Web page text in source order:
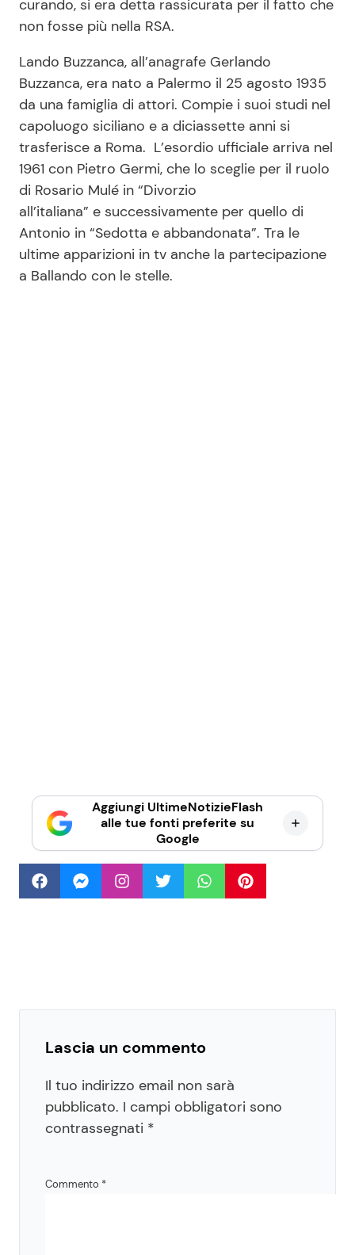
curando, si era detta rassicurata per il fatto che
non fosse più nella RSA.
Lando Buzzanca, all’anagrafe Gerlando
Buzzanca, era nato a Palermo il 25 agosto 1935
da una famiglia di attori. Compie i suoi studi nel
capoluogo siciliano e a diciassette anni si
trasferisce a Roma. L’esordio ufficiale arriva nel
1961 con Pietro Germi, che lo sceglie per il ruolo
di Rosario Mulé in “Divorzio
all’italiana” e successivamente per quello di
Antonio in “Sedotta e abbandonata”. Tra le
ultime apparizioni in tv anche la partecipazione
a Ballando con le stelle.
Aggiungi UltimeNotizieFlash
alle tue fonti preferite su
Google
Lascia un commento
Il tuo indirizzo email non sarà
pubblicato. I campi obbligatori sono
contrassegnati *
Commento *